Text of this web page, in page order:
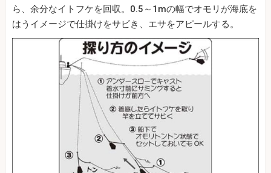
ら、余分なイトフケを回収。0.5～1mの幅でオモリが海底を
はうイメージで仕掛けをサビき、エサをアピールする。